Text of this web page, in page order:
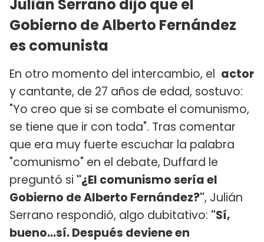
Julián Serrano dijo que el
Gobierno de Alberto Fernández
es comunista
En otro momento del intercambio, el actor
y cantante, de 27 años de edad, sostuvo:
"Yo creo que si se combate el comunismo,
se tiene que ir con toda". Tras comentar
que era muy fuerte escuchar la palabra
"comunismo" en el debate, Duffard le
preguntó si "¿El comunismo sería el
Gobierno de Alberto Fernández?", Julián
Serrano respondió, algo dubitativo: "Sí,
bueno...sí. Después deviene en